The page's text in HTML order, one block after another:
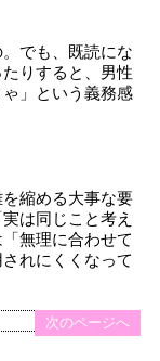
でも、既読にな
りすると、男性
」という義務感
縮める大事な要
は同じこと考え
無理に合わせて
れにくくなって
次のページへ